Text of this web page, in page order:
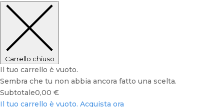
Carrello chiuso
Il tuo carrello è vuoto.
Sembra che tu non abbia ancora fatto una scelta.
Subtotale0,00 €
Il tuo carrello è vuoto. Acquista ora